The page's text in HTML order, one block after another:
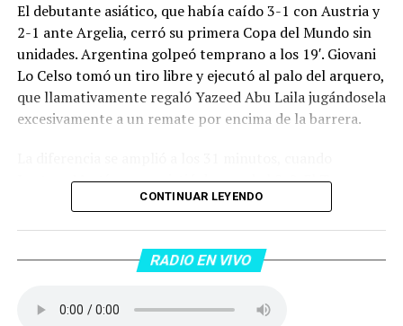
El debutante asiático, que había caído 3-1 con Austria y
2-1 ante Argelia, cerró su primera Copa del Mundo sin
unidades. Argentina golpeó temprano a los 19′. Giovani
Lo Celso tomó un tiro libre y ejecutó al palo del arquero,
que llamativamente regaló Yazeed Abu Laila jugándosela
excesivamente a un remate por encima de la barrera.
Lautaro Martínez convirtió de penal el 2-0. El Toro
anotó su primer gol en Copas del Mundo, tras no
dentro del área sobre Marcos Senesi, que intentó ir a
una segunda pelota luego de un tiro en el travesaño del
patada en la cara del jugador jordano.
CONTINUAR LEYENDO
RADIO EN VIVO